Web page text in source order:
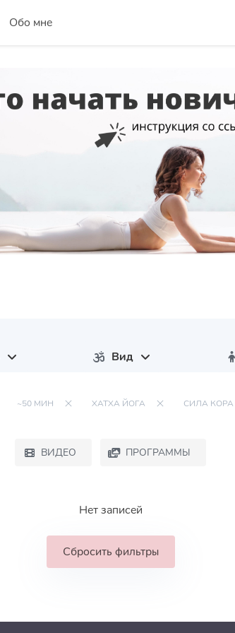
Обо мне
Вид
~50 МИН ХАТХА ЙОГА СИЛА
ВИДЕО ПРОГРАММЫ
Нет записей
Сбросить фильтры